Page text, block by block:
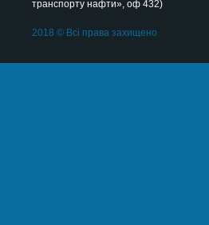
транспорту нафти», оф 432)
2018 © Всі права захищено